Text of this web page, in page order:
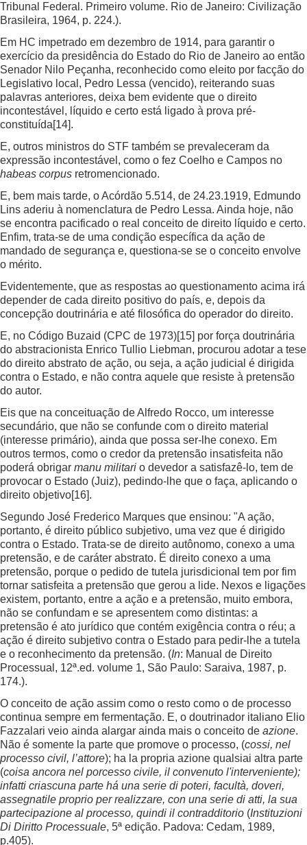
Tribunal Federal. Primeiro volume. Rio de Janeiro: Civilização
Brasileira, 1964, p. 224.).
Em HC impetrado em dezembro de 1914, para garantir o
exercício da presidência do Estado do Rio de Janeiro ao então
Senador Nilo Peçanha, reconhecido como eleito por facção do
Legislativo local, Pedro Lessa (vencido), reiterando suas
palavras anteriores, deixa bem evidente que o direito
incontestável, líquido e certo está ligado à prova pré-
constituída[14].
E, outros ministros do STF também se prevaleceram da
expressão incontestável, como o fez Coelho e Campos no
habeas corpus retromencionado.
E, bem mais tarde, o Acórdão 5.514, de 24.23.1919, Edmundo
Lins aderiu à nomenclatura de Pedro Lessa. Ainda hoje, não
se encontra pacificado o real conceito de direito líquido e certo.
Enfim, trata-se de uma condição específica da ação de
mandado de segurança e, questiona-se se o conceito envolve
o mérito.
Evidentemente, que as respostas ao questionamento acima irá
depender de cada direito positivo do país, e, depois da
concepção doutrinária e até filosófica do operador do direito.
E, no Código Buzaid (CPC de 1973)[15] por força doutrinária
do abstracionista Enrico Tullio Liebman, procurou adotar a tese
do direito abstrato de ação, ou seja, a ação judicial é dirigida
contra o Estado, e não contra aquele que resiste à pretensão
do autor.
Eis que na conceituação de Alfredo Rocco, um interesse
secundário, que não se confunde com o direito material
(interesse primário), ainda que possa ser-lhe conexo. Em
outros termos, como o credor da pretensão insatisfeita não
poderá obrigar manu militari o devedor a satisfazê-lo, tem de
provocar o Estado (Juiz), pedindo-lhe que o faça, aplicando o
direito objetivo[16].
Segundo José Frederico Marques que ensinou: "A ação,
portanto, é direito público subjetivo, uma vez que é dirigido
contra o Estado. Trata-se de direito autônomo, conexo a uma
pretensão, e de caráter abstrato. É direito conexo a uma
pretensão, porque o pedido de tutela jurisdicional tem por fim
tornar satisfeita a pretensão que gerou a lide. Nexos e ligações
existem, portanto, entre a ação e a pretensão, muito embora,
não se confundam e se apresentem como distintas: a
pretensão é ato jurídico que contém exigência contra o réu; a
ação é direito subjetivo contra o Estado para pedir-lhe a tutela
e o reconhecimento da pretensão. (In: Manual de Direito
Processual, 12ª.ed. volume 1, São Paulo: Saraiva, 1987, p.
174.).
O conceito de ação assim como o resto como o de processo
continua sempre em fermentação. E, o doutrinador italiano Elio
Fazzalari veio ainda alargar ainda mais o conceito de azione.
Não é somente la parte que promove o processo, (cossi, nel
processo civil, l’attore); ha la propria azione qualsiai altra parte
(coisa ancora nel porcesso civile, il convenuto l'interveniente);
infatti criascuna parte há una serie di poteri, facultà, doveri,
assegnatile proprio per realizzare, con una serie di atti, la sua
partecipazione al processo, quindi il contradditorio (Instituzioni
Di Diritto Processuale, 5ª edição. Padova: Cedam, 1989,
p.405).